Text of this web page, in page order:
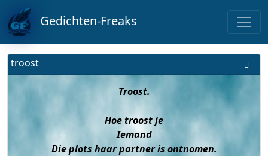
Gedichten-Freaks
troost
Troost.
Hoe troost je
Iemand
Die plots haar partner is ontnomen.